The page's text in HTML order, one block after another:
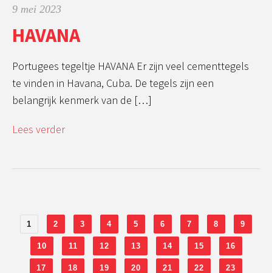
9 mei 2023
HAVANA
Portugees tegeltje HAVANA Er zijn veel cementtegels
te vinden in Havana, Cuba. De tegels zijn een
belangrijk kenmerk van de […]
Lees verder
1 2 3 4 5 6 7 8 9
10 11 12 13 14 15 16
17 18 19 20 21 22 23